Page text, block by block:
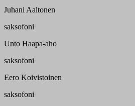
Juhani Aaltonen
saksofoni
Unto Haapa-aho
saksofoni
Eero Koivistoinen
saksofoni